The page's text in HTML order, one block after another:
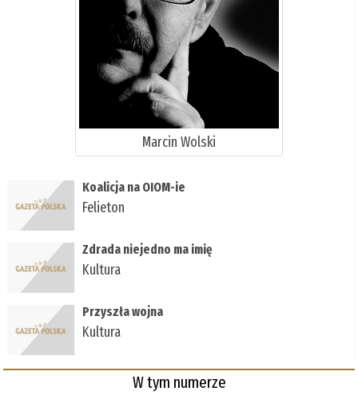
Marcin Wolski
Koalicja na OIOM-ie
Felieton
Zdrada niejedno ma imię
Kultura
Przyszła wojna
Kultura
W tym numerze